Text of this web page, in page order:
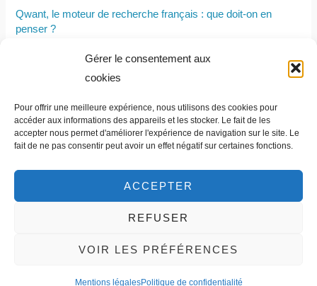
Gérer le consentement aux
cookies
Pour offrir une meilleure expérience, nous utilisons des cookies pour
accéder aux informations des appareils et les stocker. Le fait de les
accepter nous permet d'améliorer l'expérience de navigation sur le site. Le
fait de ne pas consentir peut avoir un effet négatif sur certaines fonctions.
ACCEPTER
REFUSER
VOIR LES PRÉFÉRENCES
Mentions légalesPolitique de confidentialité
Qwant, le moteur de recherche français : que doit-on en
penser ?
Qui sont les fondateurs de YouTube, quand cette plateforme a
été revendue et à qui ?
Comment bien choisir ses outils numériques selon la taille de
son entreprise ?